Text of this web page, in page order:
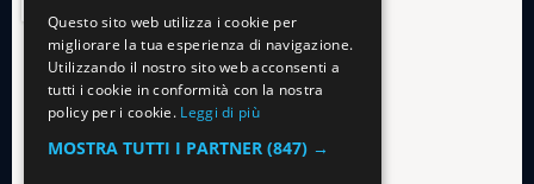
Questo sito web utilizza i cookie per
migliorare la tua esperienza di navigazione.
Utilizzando il nostro sito web acconsenti a
tutti i cookie in conformità con la nostra
policy per i cookie. Leggi di più
MOSTRA TUTTI I PARTNER (847) →